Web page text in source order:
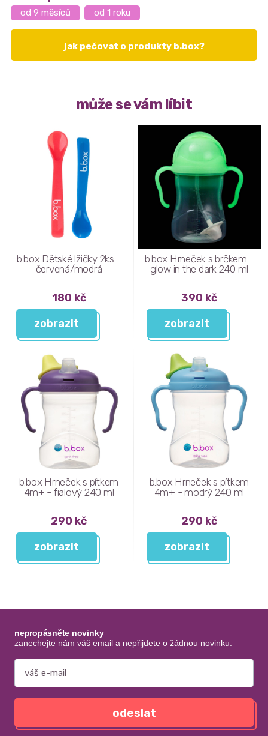
od 9 měsíců
od 1 roku
jak pečovat o produkty b.box?
může se vám líbit
b.box Dětské lžičky 2ks -
červená/modrá
180 kč
zobrazit
b.box Hrneček s brčkem -
glow in the dark 240 ml
390 kč
zobrazit
b.box Hrneček s pítkem
4m+ - fialový 240 ml
290 kč
zobrazit
b.box Hrneček s pítkem
4m+ - modrý 240 ml
290 kč
zobrazit
nepropásněte novinky
zanechejte nám váš email a nepřijdete o žádnou novinku.
odeslat